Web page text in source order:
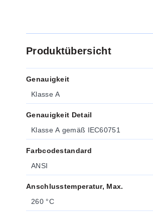
Produktübersicht
Genauigkeit
Klasse A
Genauigkeit Detail
Klasse A gemäß IEC60751
Farbcodestandard
ANSI
Anschlusstemperatur, Max.
260 °C